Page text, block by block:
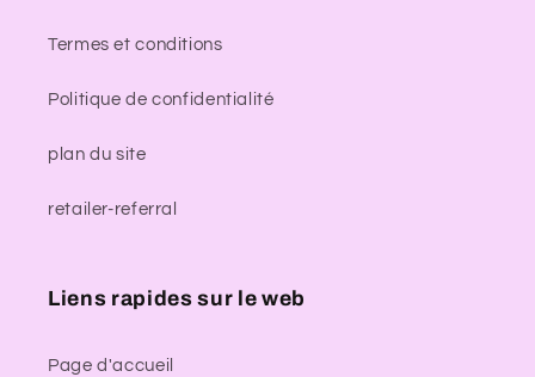
Termes et conditions
Politique de confidentialité
plan du site
retailer-referral
Liens rapides sur le web
Page d'accueil